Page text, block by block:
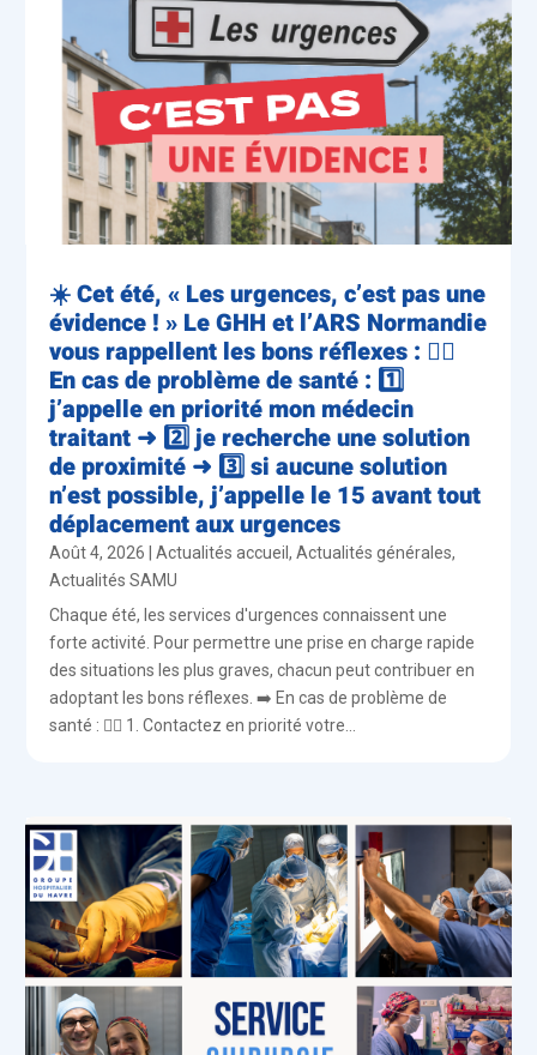
☀️ Cet été, « Les urgences, c’est pas une
évidence ! » Le GHH et l’ARS Normandie
vous rappellent les bons réflexes : 👨‍⚕️
En cas de problème de santé : 1️⃣
j’appelle en priorité mon médecin
traitant ➜ 2️⃣ je recherche une solution
de proximité ➜ 3️⃣ si aucune solution
n’est possible, j’appelle le 15 avant tout
déplacement aux urgences
Août 4, 2026 |Actualités accueil,Actualités générales,
Actualités SAMU
Chaque été, les services d'urgences connaissent une
forte activité. Pour permettre une prise en charge rapide
des situations les plus graves, chacun peut contribuer en
adoptant les bons réflexes. ➡️ En cas de problème de
santé : 👨‍⚕️ 1. Contactez en priorité votre...